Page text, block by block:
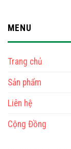
MENU
Trang chủ
Sản phẩm
Liên hệ
Cộng Đồng